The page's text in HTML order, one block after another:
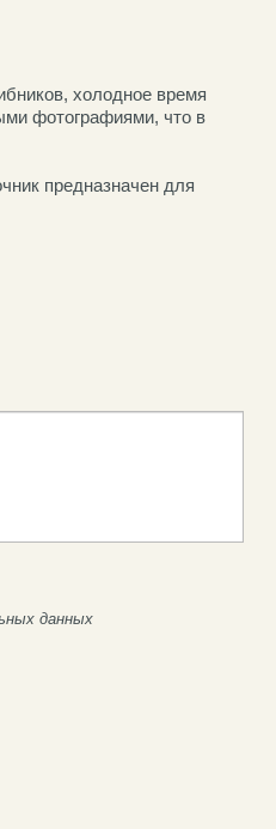
холодное время
фотографиями, что в
предназначен для
данных